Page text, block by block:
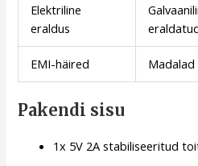
Elektriline
eraldus
EMI-häired Madalad
Pakendi sisu
1x 5V 2A stabiliseeritud